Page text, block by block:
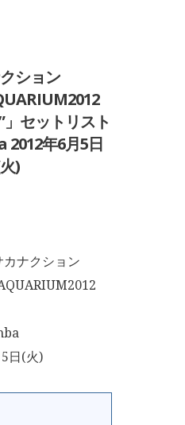
ション
」セットリスト
年6月5日
)
ナクション
日(火)